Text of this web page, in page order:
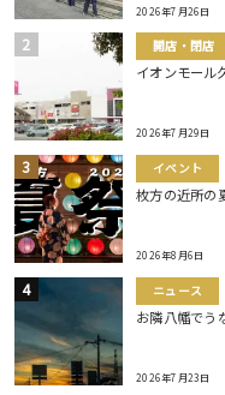
2026年7月26日
開店・閉店
イオンモール
2026年7月29日
イベント
枚方の近所の
2026年8月6日
ニュース
お隣八幡でう
2026年7月23日